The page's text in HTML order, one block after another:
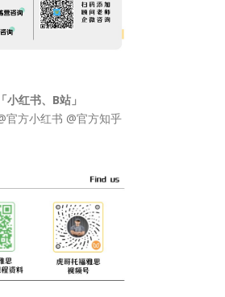
小红书、B站」
官方小红书 @官方知乎